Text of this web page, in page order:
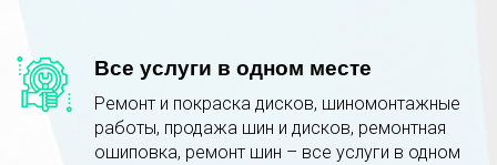
Все услуги в одном месте
Ремонт и покраска дисков, шиномонтажные
работы, продажа шин и дисков, ремонтная
ошиповка, ремонт шин – все услуги в одном